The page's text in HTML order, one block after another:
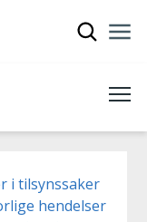
i tilsynssaker
hendelser